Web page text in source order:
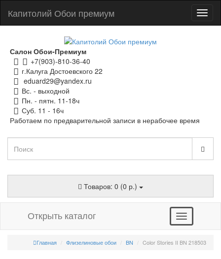
Капитолий Обои премиум
Салон Обои-Премиум
+7(903)-810-36-40
г.Калуга Достоевского 22
eduard29@yandex.ru
Вс. - выходной
Пн. - пятн. 11-18ч
Суб. 11 - 16ч
Работаем по предварительной записи в нерабочее время
Товаров: 0 (0 р.)
Открыть каталог
Главная Флизелиновые обои BN Color Stories II BN 218503